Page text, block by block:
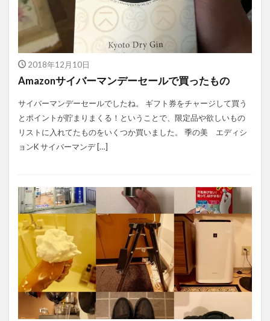
2018年12月10日
Amazonサイバーマンデーセールで買ったもの
サイバーマンデーセールでしたね。 ギフト券をチャージして買う
とポイントが貯まりまくる！ということで、限定品や欲しいもの
リストに入れてたものをいくつか買いました。 季の美 エディシ
ョンK サイバーマンデ […]